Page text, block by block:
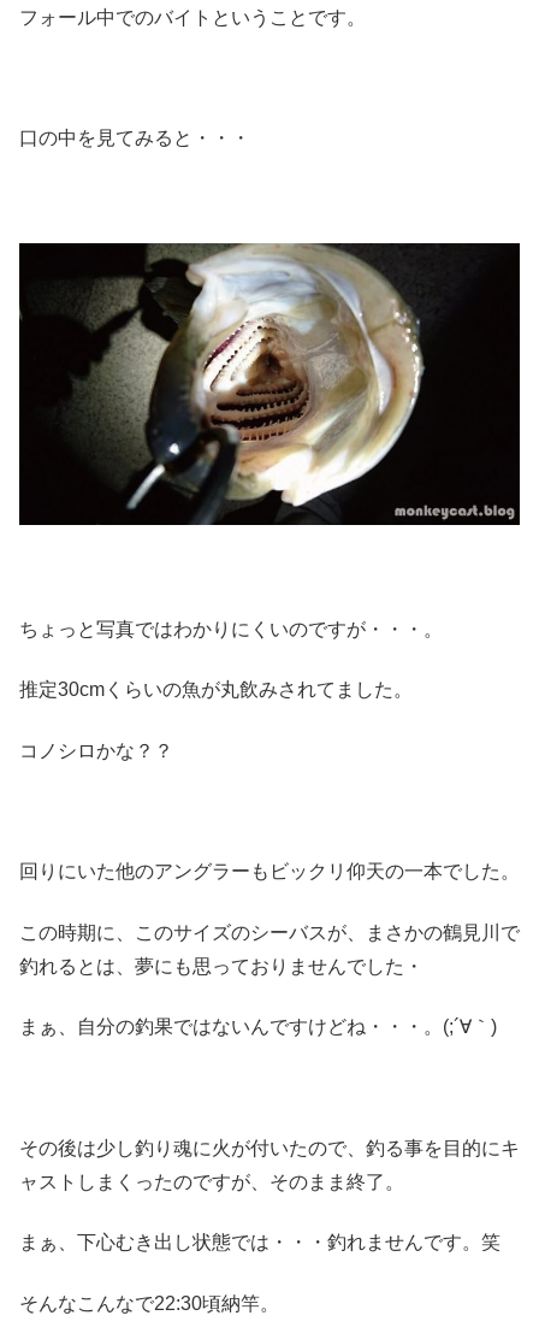
フォール中でのバイトということです。
口の中を見てみると・・・
ちょっと写真ではわかりにくいのですが・・・。
推定30cmくらいの魚が丸飲みされてました。
コノシロかな？？
回りにいた他のアングラーもビックリ仰天の一本でした。
この時期に、このサイズのシーバスが、まさかの鶴見川で
釣れるとは、夢にも思っておりませんでした・
まぁ、自分の釣果ではないんですけどね・・・。(;´∀｀)
その後は少し釣り魂に火が付いたので、釣る事を目的にキ
ャストしまくったのですが、そのまま終了。
まぁ、下心むき出し状態では・・・釣れませんです。笑
そんなこんなで22:30頃納竿。